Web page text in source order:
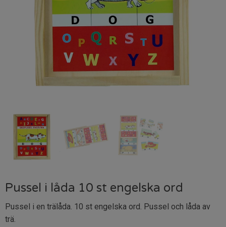
Pussel i låda 10 st engelska ord
Pussel i en trälåda. 10 st engelska ord. Pussel och låda av
trä.